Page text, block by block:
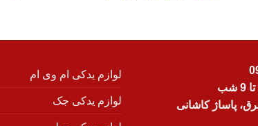
پاساژ کاشانی
لوازم یدکی ام وی ام
لوازم یدکی جک